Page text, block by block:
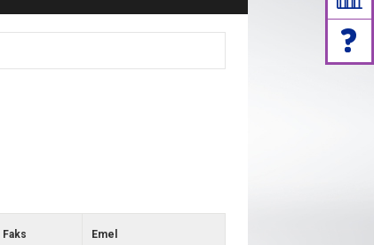
Faks Emel